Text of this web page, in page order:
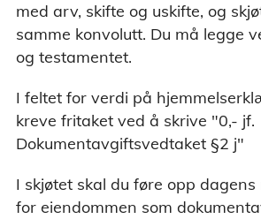
med arv, skifte og uskifte, og
samme konvolutt. Du må legge
og testamentet.
I feltet for verdi på
kreve fritaket ved å skrive "0,- jf.
Dokumentavgiftsvedtaket §2 j"
I skjøtet skal du føre opp
for eiendommen som